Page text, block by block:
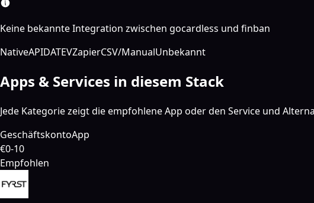
Keine bekannte Integration zwischen gocardless und finban
NativeAPIDATEVZapierCSV/ManualUnbekannt
Apps & Services in diesem Stack
Jede Kategorie zeigt die empfohlene App oder den Service und
GeschäftskontoApp
€0-10
Empfohlen